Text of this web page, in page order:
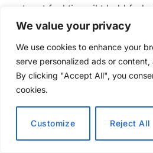
We value your privacy
We use cookies to enhance your
serve personalized ads or
By clicking "Accept All", you
cookies.
Customize Reject All
extremt funktionsrikt ladd
mycket bra brusreduktion,
EMOT
Lite vass diskant från start,
optimal, priset är högt om du
funktioner.